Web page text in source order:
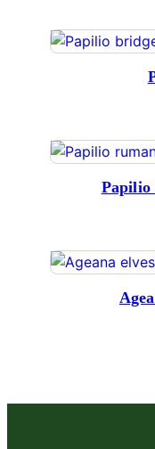
Papilio